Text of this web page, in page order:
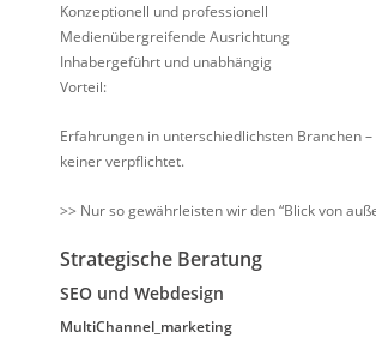
Konzeptionell und professionell
Medienübergreifende Ausrichtung
Inhabergeführt und unabhängig
Vorteil:
Erfahrungen in unterschiedlichsten Branchen
keiner verpflichtet.
>> Nur so gewährleisten wir den “Blick von
Strategische Beratung
SEO und Webdesign
MultiChannel_marketing